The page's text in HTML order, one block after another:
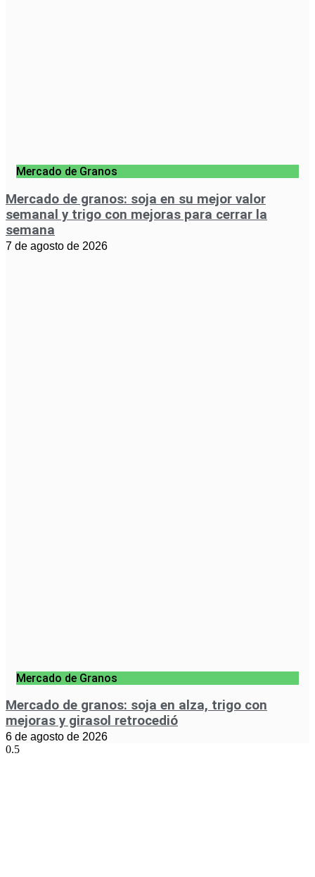
Mercado de Granos
Mercado de granos: soja en su mejor valor
semanal y trigo con mejoras para cerrar la
semana
7 de agosto de 2026
Mercado de Granos
Mercado de granos: soja en alza, trigo con
mejoras y girasol retrocedió
6 de agosto de 2026